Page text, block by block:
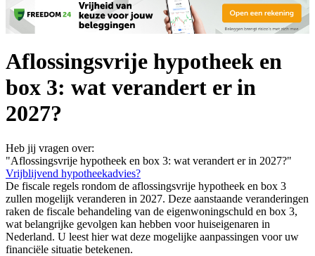
Aflossingsvrije hypotheek en
box 3: wat verandert er in
2027?
Heb jij vragen over:
"Aflossingsvrije hypotheek en box 3: wat verandert er in 2027?"
Vrijblijvend hypotheekadvies?
De fiscale regels rondom de aflossingsvrije hypotheek en box 3
zullen mogelijk veranderen in 2027. Deze aanstaande veranderingen
raken de fiscale behandeling van de eigenwoningschuld en box 3,
wat belangrijke gevolgen kan hebben voor huiseigenaren in
Nederland. U leest hier wat deze mogelijke aanpassingen voor uw
financiële situatie betekenen.